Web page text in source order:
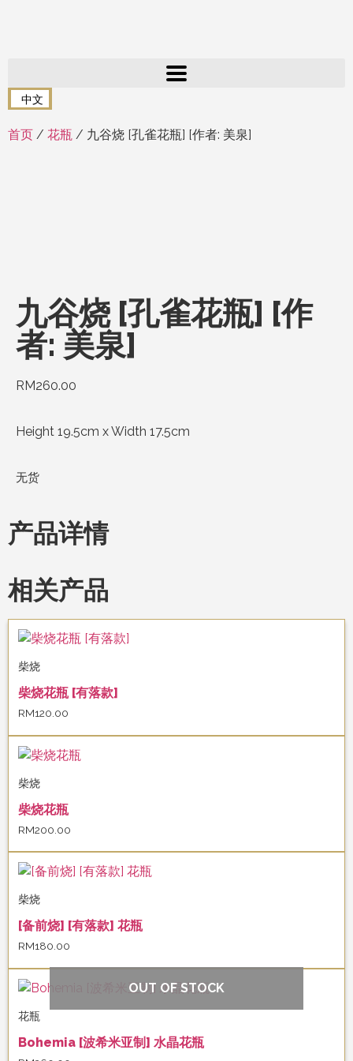
中文
首页 / 花瓶 / 九谷烧 [孔雀花瓶] [作者: 美泉]
九谷烧 [孔雀花瓶] [作
者: 美泉]
RM260.00
Height 19.5cm x Width 17.5cm
无货
产品详情
相关产品
柴烧
柴烧花瓶 [有落款]
RM120.00
柴烧
柴烧花瓶
RM200.00
柴烧
[备前烧] [有落款] 花瓶
RM180.00
OUT OF STOCK
花瓶
Bohemia [波希米亚制] 水晶花瓶